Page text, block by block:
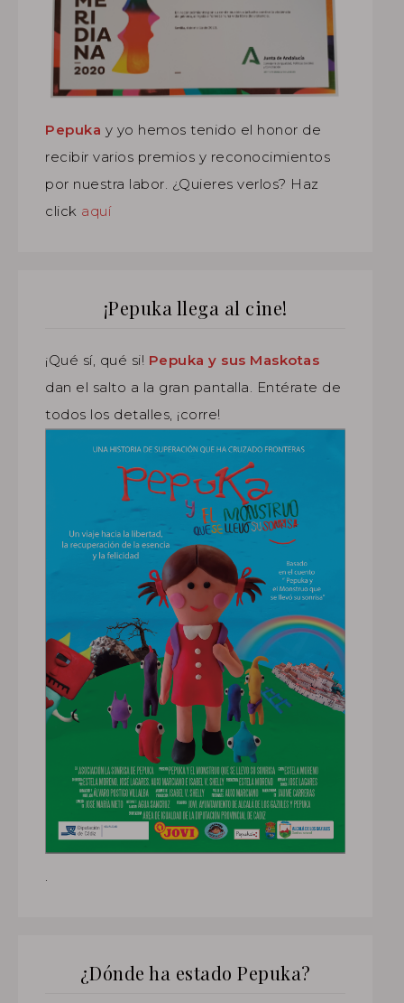
Pepuka y yo hemos tenido el honor de
recibir varios premios y reconocimientos
por nuestra labor. ¿Quieres verlos? Haz
click aquí
¡Pepuka llega al cine!
¡Qué sí, qué si! Pepuka y sus Maskotas
dan el salto a la gran pantalla. Entérate de
todos los detalles, ¡corre!
¿Dónde ha estado Pepuka?